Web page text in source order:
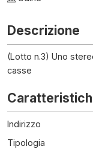
Descrizione
(Lotto n.3) Uno
casse
Indirizzo
Tipologia